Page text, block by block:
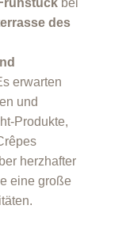
bei
des
erwarten
und
Produkte,
herzhafter
eine große